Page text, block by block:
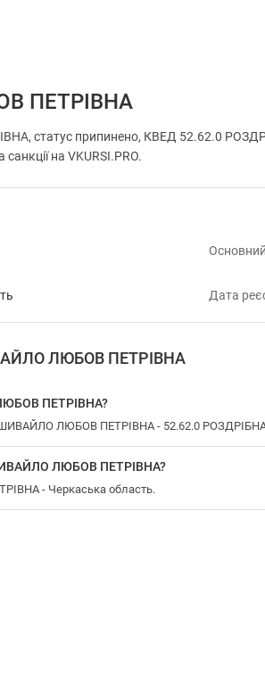
ПЕТРІВНА
статус припинено, КВЕД 52.62.0
на VKURSI.PRO.
Дата
ЛЮБОВ ПЕТРІВНА
ПЕТРІВНА?
ЛЮБОВ ПЕТРІВНА - 52.62.0
ЛЮБОВ ПЕТРІВНА?
- Черкаська область.